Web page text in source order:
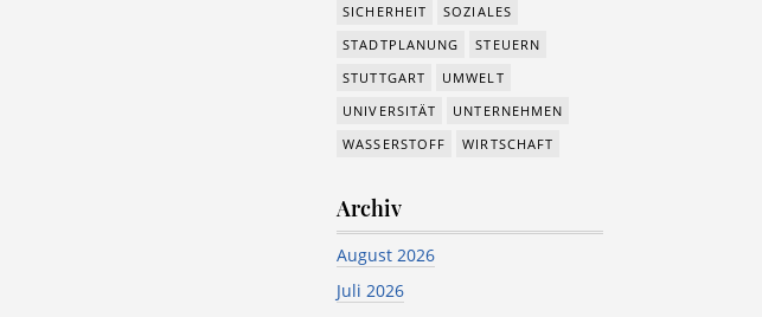
SICHERHEIT
SOZIALES
STADTPLANUNG
STEUERN
STUTTGART
UMWELT
UNIVERSITÄT
UNTERNEHMEN
WASSERSTOFF
WIRTSCHAFT
Archiv
August 2026
Juli 2026